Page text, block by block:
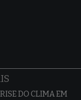
DO CLIMA EM